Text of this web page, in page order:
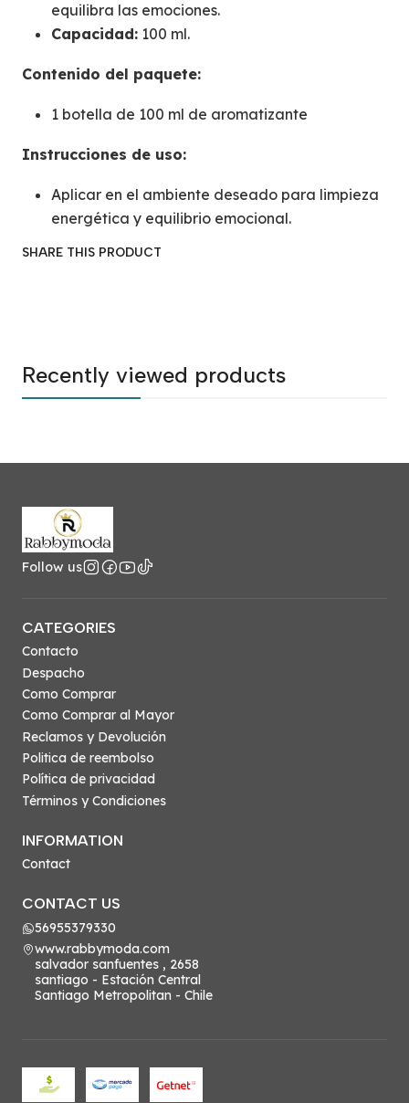
equilibra las emociones.
Capacidad: 100 ml.
Contenido del paquete:
1 botella de 100 ml de aromatizante
Instrucciones de uso:
Aplicar en el ambiente deseado para limpieza
energética y equilibrio emocional.
SHARE THIS PRODUCT
Recently viewed products
Follow us
CATEGORIES
Contacto
Despacho
Como Comprar
Como Comprar al Mayor
Reclamos y Devolución
Politica de reembolso
Política de privacidad
Términos y Condiciones
INFORMATION
Contact
CONTACT US
56955379330
www.rabbymoda.com
salvador sanfuentes , 2658
santiago - Estación Central
Santiago Metropolitan - Chile